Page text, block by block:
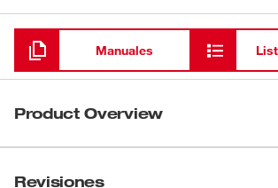
Cargando
Manuales
Product Overview
fue diseñado desde cero para ser parte
Revisiones